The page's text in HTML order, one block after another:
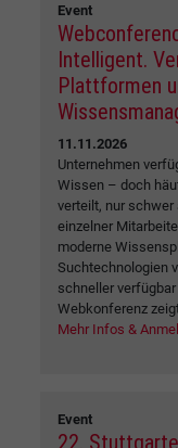
Event
Intelligent.
Plattformen
11.11.2026
Unternehmen
Wissen – doch
verteilt, nur schwer
einzelner
moderne
Suchtechnologien
schneller
Webkonferenz
Mehr Infos &
Event
22.